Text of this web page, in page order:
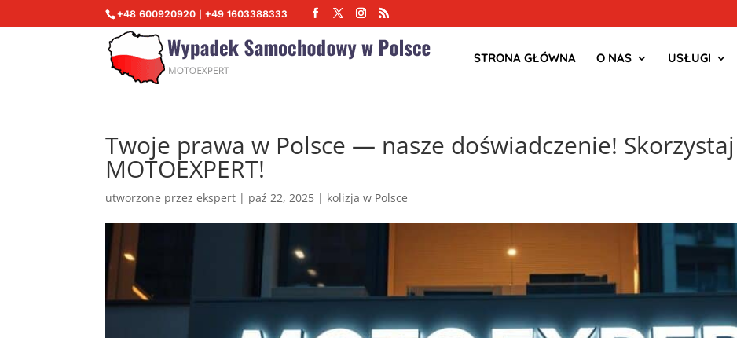
+48 600920920 | +49 1603388333
STRONA GŁÓWNA O NAS USŁUGI
Twoje prawa w Polsce — nasze doświadczenie!
MOTOEXPERT!
utworzone przezekspert | paź 22, 2025 | kolizja w Polsce